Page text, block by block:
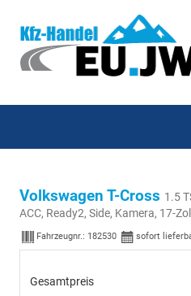
Volkswagen T-Cross 1.5
ACC, Ready2, Side, Kamera, 17-
Fahrzeugnr.: 182530 sofort
Gesamtpreis